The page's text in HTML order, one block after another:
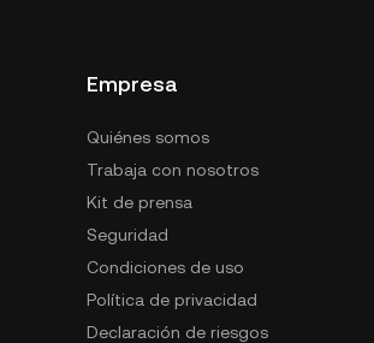
Empresa
Quiénes somos
Trabaja con nosotros
Kit de prensa
Seguridad
Condiciones de uso
Política de privacidad
Declaración de riesgos